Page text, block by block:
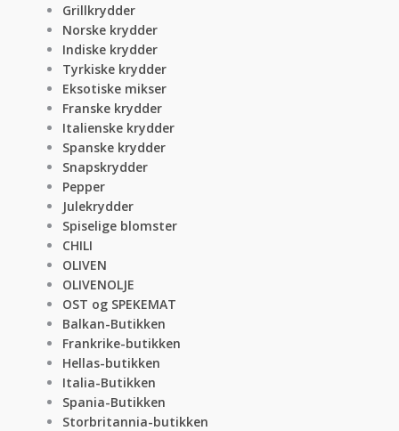
Grillkrydder
Norske krydder
Indiske krydder
Tyrkiske krydder
Eksotiske mikser
Franske krydder
Italienske krydder
Spanske krydder
Snapskrydder
Pepper
Julekrydder
Spiselige blomster
CHILI
OLIVEN
OLIVENOLJE
OST og SPEKEMAT
Balkan-Butikken
Frankrike-butikken
Hellas-butikken
Italia-Butikken
Spania-Butikken
Storbritannia-butikken